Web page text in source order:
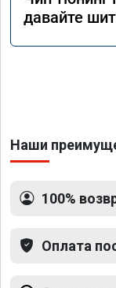
давайте
Наши
100%
Оплата